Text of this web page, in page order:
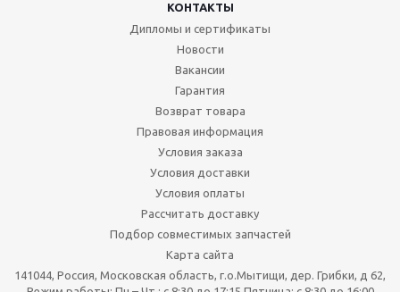
КОНТАКТЫ
Дипломы и сертификаты
Новости
Вакансии
Гарантия
Возврат товара
Правовая информация
Условия заказа
Условия доставки
Условия оплаты
Рассчитать доставку
Подбор совместимых запчастей
Карта сайта
141044, Россия, Московская область, г.о.Мытищи, дер. Грибки, д 62,